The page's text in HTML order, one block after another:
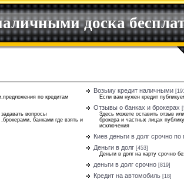
доска
по кредитам
Возьму кредит наличными
Если вам нужен кредит
вопросы
банками где взять и
Отзывы о банках и брокерах
Здесь можете оставить отзыв
брокера и частных лицах
исключения
Киев деньги в долг срочно по
Деньги в долг [453]
Деньги в долг на карту срочно
деньги в долг срочно [819]
Кредит на автомобиль [18]